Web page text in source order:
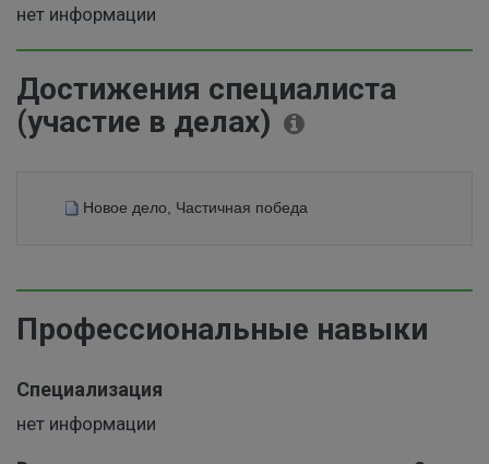
нет информации
Достижения специалиста
(участие в делах)
Новое дело, Частичная победа
Профессиональные навыки
Специализация
нет информации